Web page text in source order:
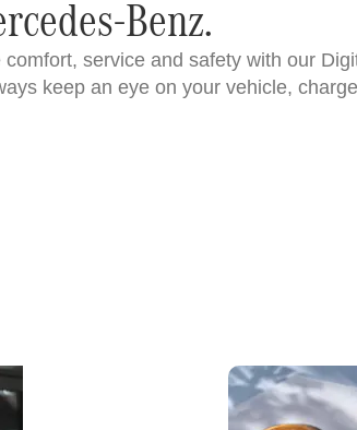
Benz.
service and safety with our
keep an eye on your vehicle,